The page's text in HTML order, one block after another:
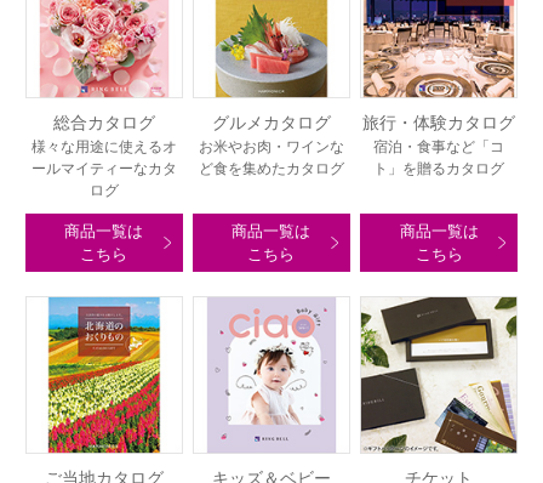
総合カタログ
様々な用途に使えるオ
ールマイティーなカタ
ログ
商品一覧は
こちら
グルメカタログ
お米やお肉・ワインな
ど食を集めたカタログ
商品一覧は
こちら
旅行・体験カタログ
宿泊・食事など「コ
ト」を贈るカタログ
商品一覧は
こちら
ご当地カタログ
キッズ＆ベビー
チケット